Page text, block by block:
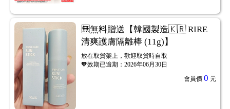
🈚無料贈送【韓國製造🇰🇷 RIRE
清爽護膚隔離棒 (11g)】
放在取貨架上，歡迎取貨時自取
🧡效期已逾期：2026年06月30日
會員價 0 元